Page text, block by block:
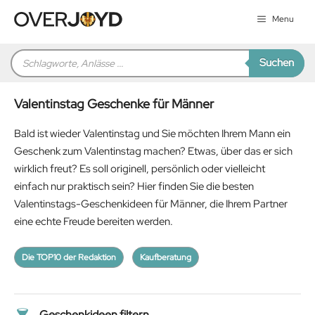
Inhalt
Menu
Products
search Suchen
Valentinstag Geschenke für Männer
Bald ist wieder Valentinstag und Sie möchten Ihrem Mann ein
Geschenk zum Valentinstag machen? Etwas, über das er sich
wirklich freut? Es soll originell, persönlich oder vielleicht
einfach nur praktisch sein? Hier finden Sie die besten
Valentinstags-Geschenkideen für Männer, die Ihrem Partner
eine echte Freude bereiten werden.
Die TOP10 der Redaktion Kaufberatung